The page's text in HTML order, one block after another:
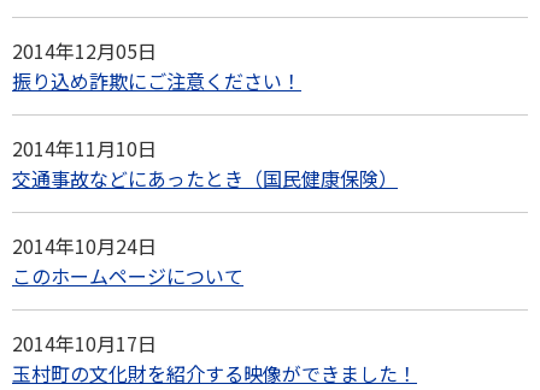
2014年12月05日
振り込め詐欺にご注意ください！
2014年11月10日
交通事故などにあったとき（国民健康保険）
2014年10月24日
このホームページについて
2014年10月17日
玉村町の文化財を紹介する映像ができました！